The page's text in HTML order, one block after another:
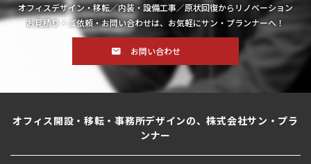
オフィスデザイン・移転／内装・設備工事／原状回復からリノベーション
お見積り・ご依頼・お問い合わせは、お気軽にサン・プランナーへ！
お問い合わせ
オフィス開設・移転・事務所デザインの、株式会社サン・プラ
ンナー